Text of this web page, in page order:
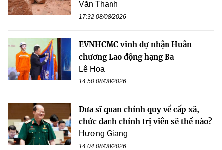
Văn Thanh
17:32 08/08/2026
EVNHCMC vinh dự nhận Huân
chương Lao động hạng Ba
Lê Hoa
14:50 08/08/2026
Đưa sĩ quan chính quy về cấp xã,
chức danh chính trị viên sẽ thế nào?
Hương Giang
14:04 08/08/2026